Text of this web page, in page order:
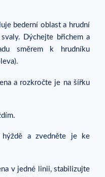
bederní oblast a hrudní
Dýchejte břichem a
směrem k hrudníku
a rozkročte je na šířku
hýždě a zvedněte je ke
v jedné linii, stabilizujte